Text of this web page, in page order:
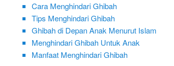
Cara Menghindari Ghibah
Tips Menghindari Ghibah
Ghibah di Depan Anak Menurut Islam
Menghindari Ghibah Untuk Anak
Manfaat Menghindari Ghibah